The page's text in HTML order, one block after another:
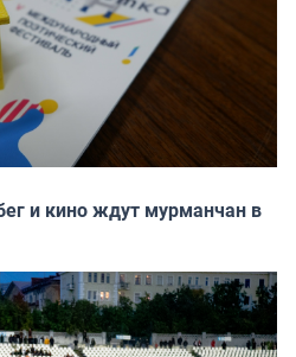
и кино ждут мурманчан в